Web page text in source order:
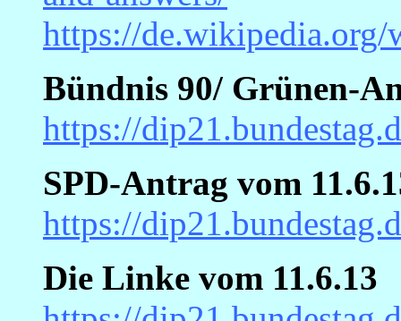
https://
Bündnis 90/ Grünen-
https://
SPD-Antrag vom
https://
Die Linke vom 11.6.13